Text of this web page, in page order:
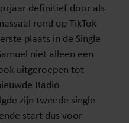
definitief door als
rond op TikTok
plaats in de Single
niet alleen een
uitgeroepen tot
Radio
zijn tweede single
start dus voor